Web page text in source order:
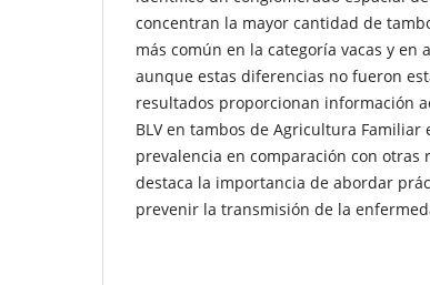
concentran la mayor cantidad de
más común en la categoría vacas y en
aunque estas diferencias no fueron
resultados proporcionan información
BLV en tambos de Agricultura
prevalencia en comparación con otras
destaca la importancia de abordar
prevenir la transmisión de la